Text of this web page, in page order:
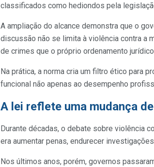
classificados como hediondos pela
A ampliação do alcance demonstra que o
discussão não se limita à violência contra a
de crimes que o próprio ordenamento
Na prática, a norma cria um filtro ético para
funcional não apenas ao desempenho
A lei reflete uma mudança
Durante décadas, o debate sobre violência
era aumentar penas, endurecer
Nos últimos anos, porém, governos